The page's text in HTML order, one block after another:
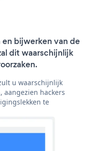
bijwerken van de
dit waarschijnlijk
u waarschijnlijk
aangezien hackers
te